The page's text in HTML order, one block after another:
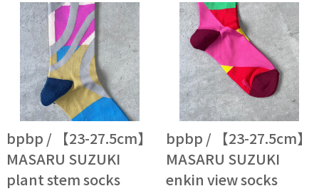
bpbp / 【23-27.5cm】
MASARU SUZUKI
plant stem socks
bpbp / 【23-27.5cm】
MASARU SUZUKI
enkin view socks